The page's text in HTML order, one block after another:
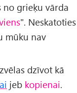
no grieķu vārda
". Neskatoties
mūku nav
dzīvot kā
jeb kopienai.